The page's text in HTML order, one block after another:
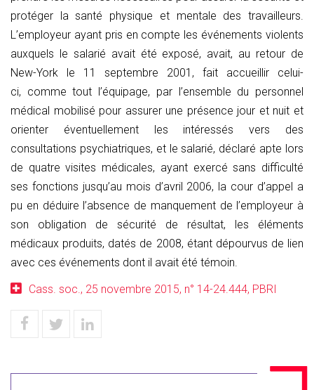
protéger la santé physique et mentale des travailleurs.
L’employeur ayant pris en compte les événements violents
auxquels le salarié avait été exposé, avait, au retour de
New-York le 11 septembre 2001, fait accueillir celui-
ci, comme tout l’équipage, par l’ensemble du personnel
médical mobilisé pour assurer une présence jour et nuit et
orienter éventuellement les intéressés vers des
consultations psychiatriques, et le salarié, déclaré apte lors
de quatre visites médicales, ayant exercé sans difficulté
ses fonctions jusqu’au mois d’avril 2006, la cour d’appel a
pu en déduire l’absence de manquement de l’employeur à
son obligation de sécurité de résultat, les éléments
médicaux produits, datés de 2008, étant dépourvus de lien
avec ces événements dont il avait été témoin.
Cass. soc., 25 novembre 2015, n° 14-24.444, PBRI